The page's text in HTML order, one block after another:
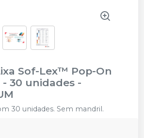
Sof-Lex™ Pop-On
- 30 unidades -
30 unidades. Sem mandril.